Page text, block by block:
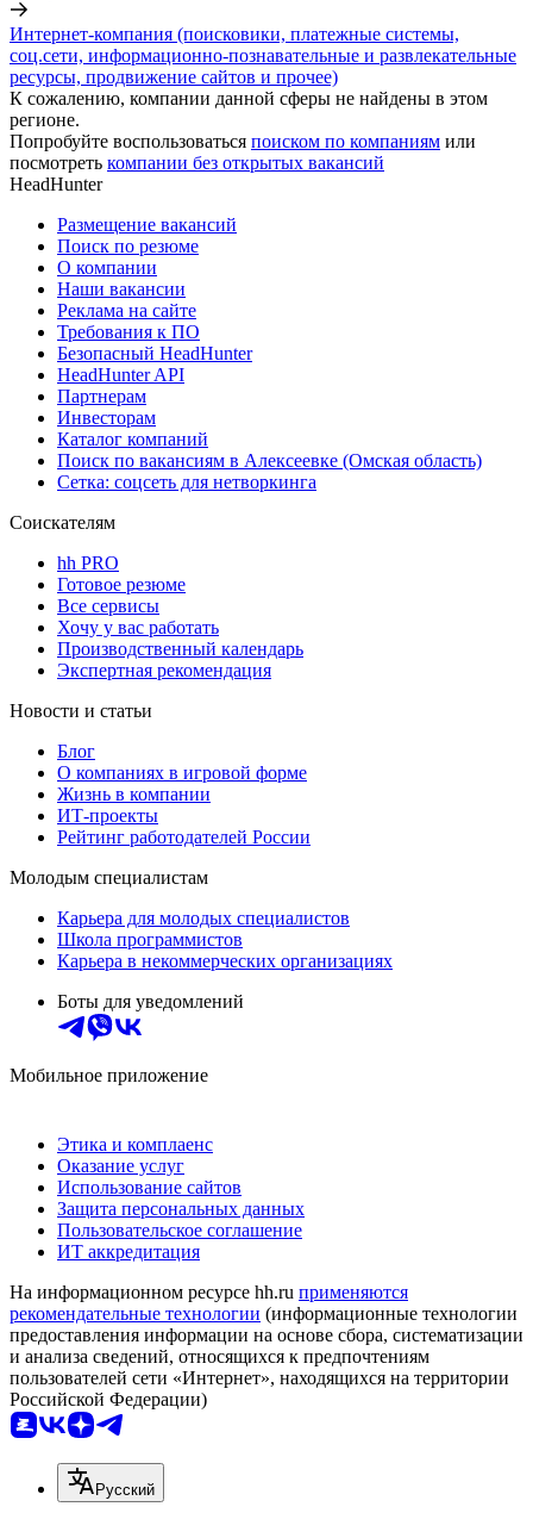
Интернет-компания (поисковики, платежные системы,
соц.сети, информационно-познавательные и развлекательные
ресурсы, продвижение сайтов и прочее)
К сожалению, компании данной сферы не найдены в этом
регионе.
Попробуйте воспользоваться поиском по компаниям или
посмотреть компании без открытых вакансий
HeadHunter
Размещение вакансий
Поиск по резюме
О компании
Наши вакансии
Реклама на сайте
Требования к ПО
Безопасный HeadHunter
HeadHunter API
Партнерам
Инвесторам
Каталог компаний
Поиск по вакансиям в Алексеевке (Омская область)
Сетка: соцсеть для нетворкинга
Соискателям
hh PRO
Готовое резюме
Все сервисы
Хочу у вас работать
Производственный календарь
Экспертная рекомендация
Новости и статьи
Блог
О компаниях в игровой форме
Жизнь в компании
ИТ-проекты
Рейтинг работодателей России
Молодым специалистам
Карьера для молодых специалистов
Школа программистов
Карьера в некоммерческих организациях
Боты для уведомлений
Мобильное приложение
Этика и комплаенс
Оказание услуг
Использование сайтов
Защита персональных данных
Пользовательское соглашение
ИТ аккредитация
На информационном ресурсе hh.ru применяются
рекомендательные технологии (информационные технологии
предоставления информации на основе сбора, систематизации
и анализа сведений, относящихся к предпочтениям
пользователей сети «Интернет», находящихся на территории
Российской Федерации)
Русский